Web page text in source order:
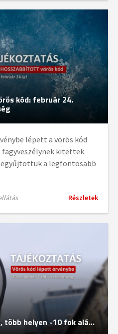
kód: február 24.
lépett a vörös kód
kitettek
a legfontosabb
Részletek
helyen -10 fok alá...